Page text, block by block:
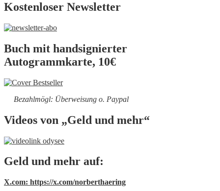
Kostenloser Newsletter
Buch mit handsignierter
Autogrammkarte, 10€
Bezahlmögl: Überweisung o. Paypal
Videos von „Geld und mehr“
Geld und mehr auf:
X.com: https://x.com/norberthaering